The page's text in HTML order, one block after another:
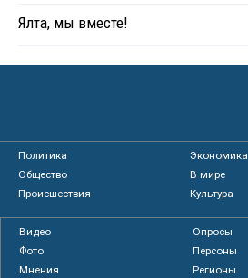
Ялта, мы вместе!
Политика
Экономика
Общество
В мире
Происшествия
Культура
Видео
Опросы
Фото
Персоны
Мнения
Регионы